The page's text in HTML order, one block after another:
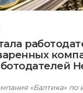
«Балтика» по